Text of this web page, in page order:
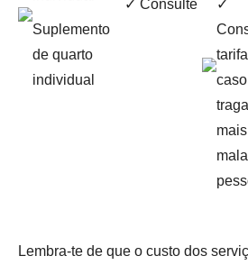
Suplemento
de quarto
individual
✓ Consulte
✓
tarifa
caso
traga
Lembra-te de que o custo dos